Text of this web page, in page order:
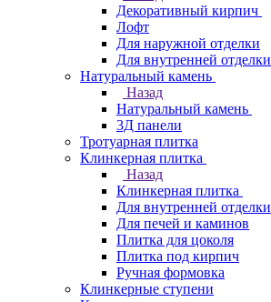
Декоративный кирпич
Лофт
Для наружной отделки
Для внутренней отделки
Натуральный камень
Назад
Натуральный камень
3Д панели
Тротуарная плитка
Клинкерная плитка
Назад
Клинкерная плитка
Для внутренней отделки
Для печей и каминов
Плитка для цоколя
Плитка под кирпич
Ручная формовка
Клинкерные ступени